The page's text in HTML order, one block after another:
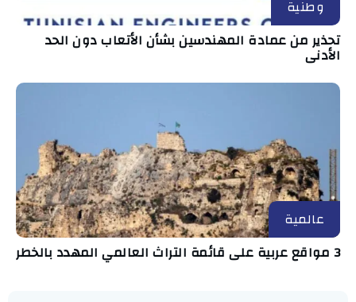
وطنية
تحذير من عمادة المهندسين بشأن الأتعاب دون الحد
الأدنى
عالمية
3 مواقع عربية على قائمة التراث العالمي المهدد بالخطر